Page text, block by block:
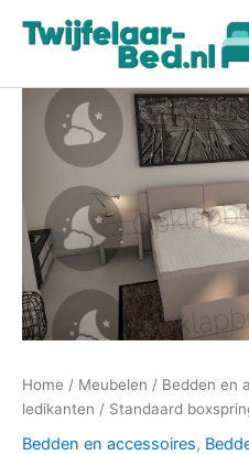
inhoud
Home / Meubelen / Bedden en
ledikanten / Standaard
Bedden en accessoires,